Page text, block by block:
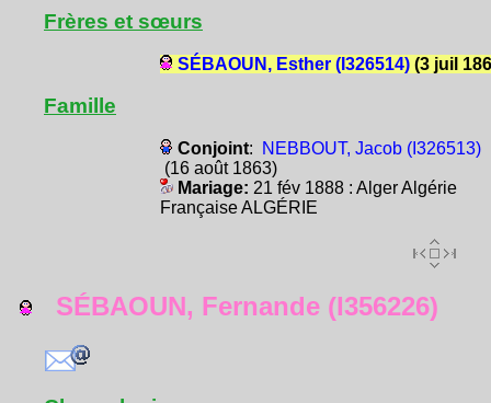
Frères et sœurs
SÉBAOUN, Esther (I326514)(3 juil
Famille
Conjoint:
NEBBOUT, Jacob (I326513)
(16 août 1863)
Mariage: 21 fév 1888 : Alger Algérie
Française ALGÉRIE
SÉBAOUN, Fernande (I356226)